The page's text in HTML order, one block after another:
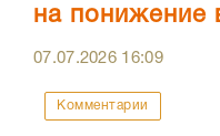
на понижение
07.07.2026 16:09
Комментарии